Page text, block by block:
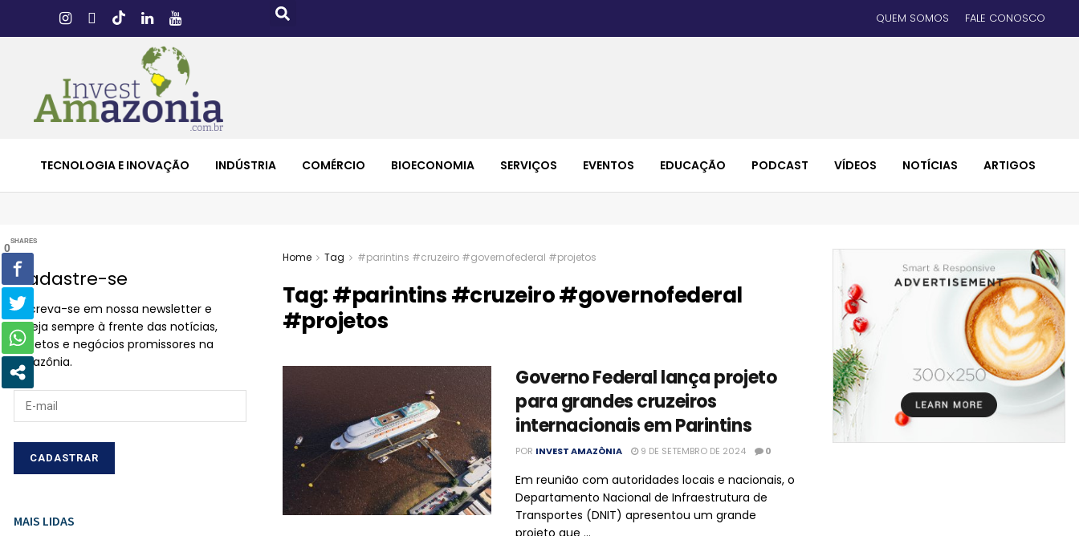
QUEM SOMOS FALE CONOSCO
TECNOLOGIA E INOVAÇÃO INDÚSTRIA COMÉRCIO BIOECONOMIA SERVIÇOS EVENTOS EDUCAÇÃO PODCAST VÍDEOS NOTÍCIAS ARTIGOS
Home Tag #parintins #cruzeiro #governofederal #projetos
Tag:#parintins #cruzeiro #governofederal
#projetos
Governo Federal lança projeto
para grandes cruzeiros
internacionais em Parintins
POR INVEST AMAZÔNIA 9 DE SETEMBRO DE 2024 0
Em reunião com autoridades locais e nacionais, o
Departamento Nacional de Infraestrutura de
Transportes (DNIT) apresentou um grande
projeto que ...
Cadastre-se
Inscreva-se em nossa newsletter e
esteja sempre à frente das notícias,
projetos e negócios promissores na
Amazônia.
MAIS LIDAS
0
SHARES